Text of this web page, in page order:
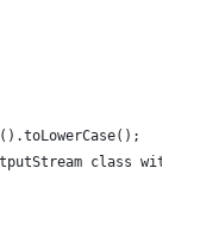
class with